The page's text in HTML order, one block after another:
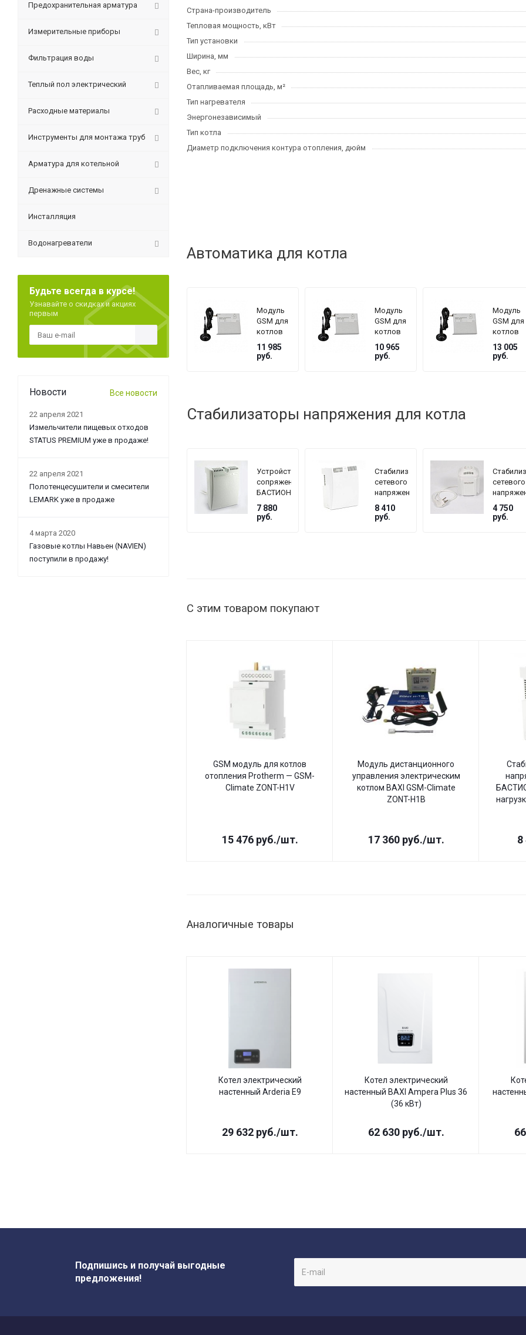
Страна-производитель
Тепловая мощность, кВт
Тип установки
Ширина, мм
Вес, кг
Отапливаемая площадь, м²
Тип нагревателя
Энергонезависимый
Тип котла
Диаметр подключения контура отопления, дюйм
Автоматика для котла
Модуль
GSM для
котлов
ZOTA
серии
Lux, MK
11 985
руб.
Модуль
GSM для
котлов
ZOTA
серии
Magna
10 965
руб.
Модуль
GSM для
котлов
ZOTA
серии
Pellet,
13 005
руб.
Стабилизаторы напряжения для котла
Устройство
сопряжения
БАСТИОН
TEPLOCOM
GF
7 880
руб.
Стабилизатор
сетевого
напряжения
TEPLOCOM
БАСТИОН
ST-1515
8 410
руб.
сетевого
TEPLOCOM
БАСТИОН
ST
4 750
руб.
С этим товаром покупают
GSM модуль для котлов
отопления Protherm — GSM-
Climate ZONT-H1V
15 476руб./шт.
Модуль дистанционного
управления электрическим
котлом BAXI GSM-Climate
ZONT-H1B
17 360руб./шт. 8
Аналогичные товары
Котел электрический
настенный Arderia E9
29 632руб./шт.
Котел электрический
настенный BAXI Ampera Plus 36
(36 кВт)
62 630руб./шт.
Предохранительная арматура
Измерительные приборы
Фильтрация воды
Теплый пол электрический
Расходные материалы
Инструменты для монтажа труб
Арматура для котельной
Дренажные системы
Инсталляция
Водонагреватели
Будьте всегда в курсе!
Узнавайте о скидках и акциях
первым
Новости Все новости
22 апреля 2021
Измельчители пищевых отходов
STATUS PREMIUM уже в продаже!
22 апреля 2021
Полотенцесушители и смесители
LEMARK уже в продаже
4 марта 2020
Газовые котлы Навьен (NAVIEN)
поступили в продажу!
Подпишись и получай выгодные
предложения!